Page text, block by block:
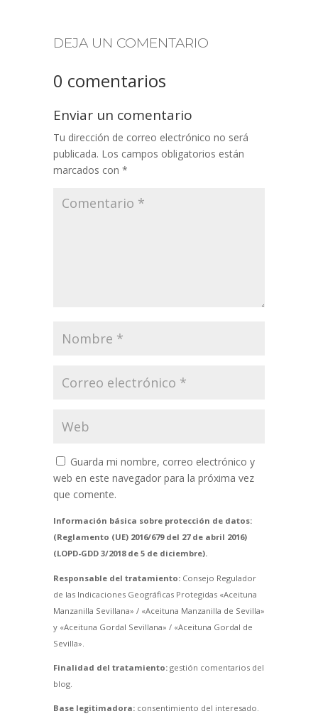
DEJA UN COMENTARIO
0 comentarios
Enviar un comentario
Tu dirección de correo electrónico no será
publicada. Los campos obligatorios están
marcados con *
Guarda mi nombre, correo electrónico y
web en este navegador para la próxima vez
que comente.
Información básica sobre protección de datos:
(Reglamento (UE) 2016/679 del 27 de abril 2016)
(LOPD-GDD 3/2018 de 5 de diciembre).
Responsable del tratamiento:Consejo Regulador
de las Indicaciones Geográficas Protegidas «Aceituna
Manzanilla Sevillana» / «Aceituna Manzanilla de Sevilla»
y «Aceituna Gordal Sevillana» / «Aceituna Gordal de
Sevilla».
Finalidad del tratamiento:gestión comentarios del
blog.
Base legitimadora:consentimiento del interesado.